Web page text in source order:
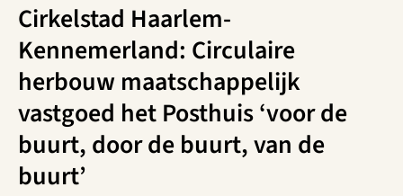
Cirkelstad Haarlem-
Kennemerland: Circulaire
herbouw maatschappelijk
vastgoed het Posthuis ‘voor de
buurt, door de buurt, van de
buurt’